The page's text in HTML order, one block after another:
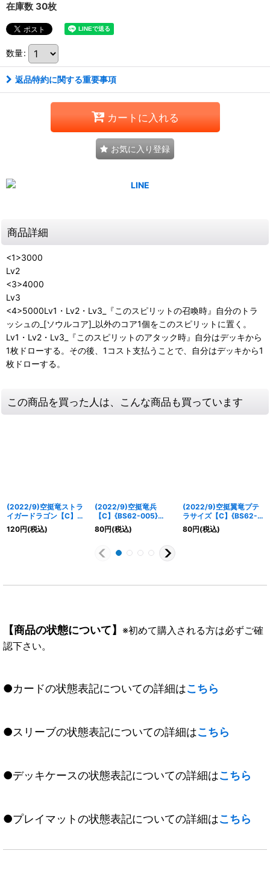
在庫数 30枚
数量:
返品特約に関する重要事項
カートに入れる
お気に入り登録
商品詳細
<1>3000
Lv2
<3>4000
Lv3
<4>5000Lv1・Lv2・Lv3_『このスピリットの召喚時』自分のトラ
ッシュの_[ソウルコア]_以外のコア1個をこのスピリットに置く。
Lv1・Lv2・Lv3_『このスピリットのアタック時』自分はデッキから
1枚ドローする。その後、1コスト支払うことで、自分はデッキから1
枚ドローする。
この商品を買った人は、こんな商品も買っています
(2022/9)空挺竜ストラ
イガードラゴン【C】
{BS62-007}《赤》
120円(税込)
(2022/9)空挺竜兵
【C】{BS62-005}
《赤》
80円(税込)
(2022/9)空挺翼竜プテ
ラサイズ【C】{BS62-
006}《赤》
80円(税込)
【商品の状態について】 ※初めて購入される方は必ずご確
認下さい。
●カードの状態表記についての詳細はこちら
●スリーブの状態表記についての詳細はこちら
●デッキケースの状態表記についての詳細はこちら
●プレイマットの状態表記についての詳細はこちら